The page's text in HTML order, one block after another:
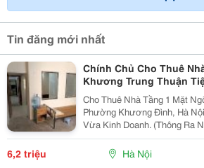
Tin đăng mới nhất
Chính Chủ Cho Thuê
Khương Trung Thuận
Doanh.thông Ra Ngõ 183
Cho Thuê Nhà Tầng 1 Mặt
Phường Khương Đình, Hà
Vừa Kinh Doanh. (Thông Ra
Trí Căn Góc Giáp 2 Mặt Ngõ,
6,2 triệu Hà Nội